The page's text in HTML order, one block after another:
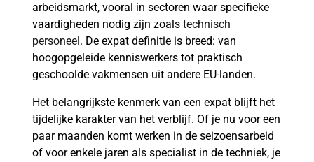
arbeidsmarkt, vooral in sectoren waar specifieke
vaardigheden nodig zijn zoals technisch
personeel. De expat definitie is breed: van
hoogopgeleide kenniswerkers tot praktisch
geschoolde vakmensen uit andere EU-landen.
Het belangrijkste kenmerk van een expat blijft het
tijdelijke karakter van het verblijf. Of je nu voor een
paar maanden komt werken in de seizoensarbeid
of voor enkele jaren als specialist in de techniek, je